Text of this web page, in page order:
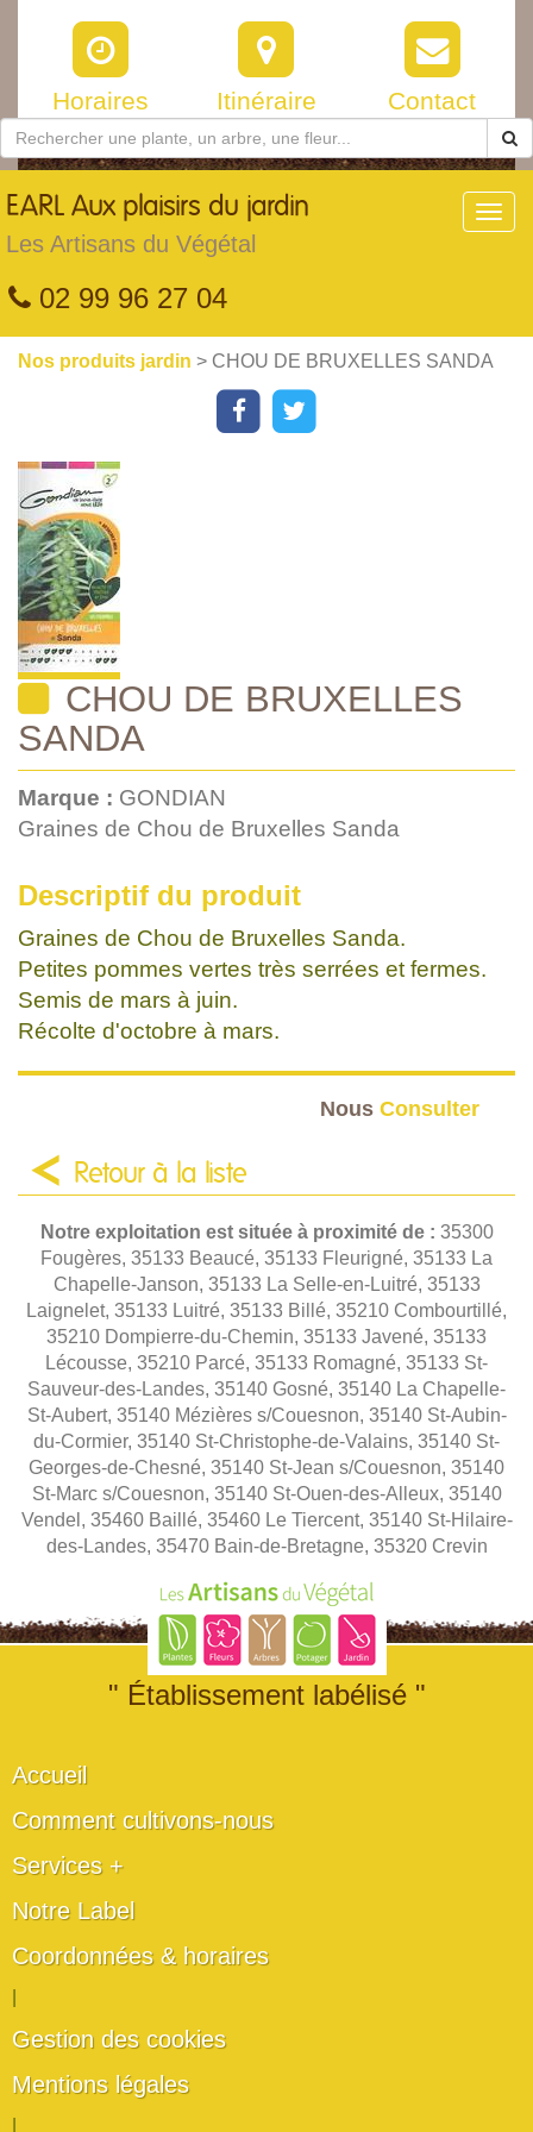
Horaires Itinéraire Contact
EARL Aux plaisirs du jardin
Les Artisans du Végétal
02 99 96 27 04
Nos produits jardin > CHOU DE BRUXELLES SANDA
CHOU DE BRUXELLES
SANDA
Marque : GONDIAN
Graines de Chou de Bruxelles Sanda
Descriptif du produit
Graines de Chou de Bruxelles Sanda.
Petites pommes vertes très serrées et fermes.
Semis de mars à juin.
Récolte d'octobre à mars.
Nous Consulter
Retour à la liste
Notre exploitation est située à proximité de : 35300
Fougères, 35133 Beaucé, 35133 Fleurigné, 35133 La
Chapelle-Janson, 35133 La Selle-en-Luitré, 35133
Laignelet, 35133 Luitré, 35133 Billé, 35210 Combourtillé,
35210 Dompierre-du-Chemin, 35133 Javené, 35133
Lécousse, 35210 Parcé, 35133 Romagné, 35133 St-
Sauveur-des-Landes, 35140 Gosné, 35140 La Chapelle-
St-Aubert, 35140 Mézières s/Couesnon, 35140 St-Aubin-
du-Cormier, 35140 St-Christophe-de-Valains, 35140 St-
Georges-de-Chesné, 35140 St-Jean s/Couesnon, 35140
St-Marc s/Couesnon, 35140 St-Ouen-des-Alleux, 35140
Vendel, 35460 Baillé, 35460 Le Tiercent, 35140 St-Hilaire-
des-Landes, 35470 Bain-de-Bretagne, 35320 Crevin
" Établissement labélisé "
Accueil
Comment cultivons-nous
Services +
Notre Label
Coordonnées & horaires
Gestion des cookies
Mentions légales